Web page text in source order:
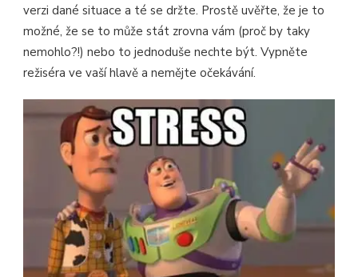
verzi dané situace a té se držte. Prostě uvěřte, že je to
možné, že se to může stát zrovna vám (proč by taky
nemohlo?!) nebo to jednoduše nechte být. Vypněte
režiséra ve vaší hlavě a nemějte očekávání.